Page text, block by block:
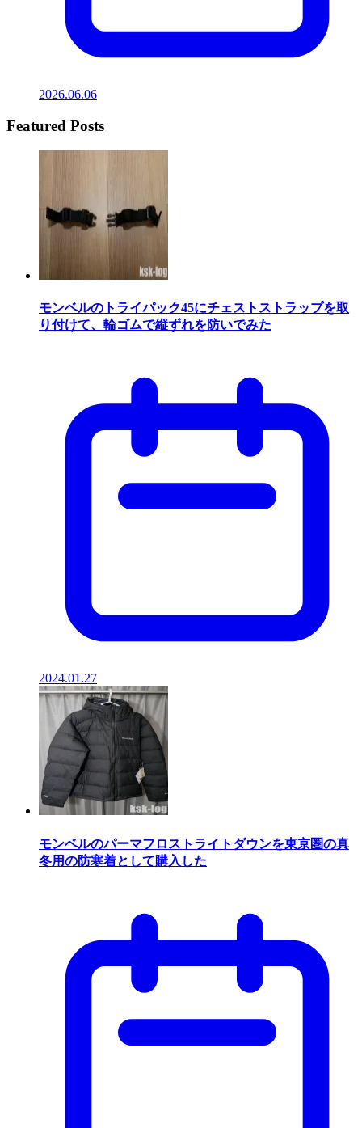
2026.06.06
Featured Posts
モンベルのトライパック45にチェストストラップを取
り付けて、輪ゴムで縦ずれを防いでみた
2024.01.27
モンベルのパーマフロストライトダウンを東京圏の真
冬用の防寒着として購入した